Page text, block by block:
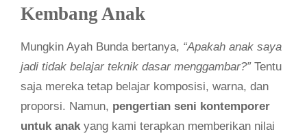
Kembang Anak
Mungkin Ayah Bunda bertanya, “Apakah anak saya
jadi tidak belajar teknik dasar menggambar?”Tentu
saja mereka tetap belajar komposisi, warna, dan
proporsi. Namun, pengertian seni kontemporer
untuk anakyang kami terapkan memberikan nilai